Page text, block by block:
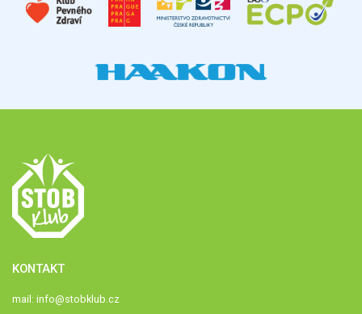
KONTAKT
mail: info@stobklub.cz